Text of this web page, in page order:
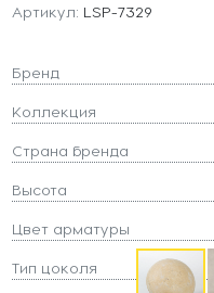
Артикул: LSP-7329
Бренд
Коллекция
Страна бренда
Высота
Цвет арматуры
Тип цоколя